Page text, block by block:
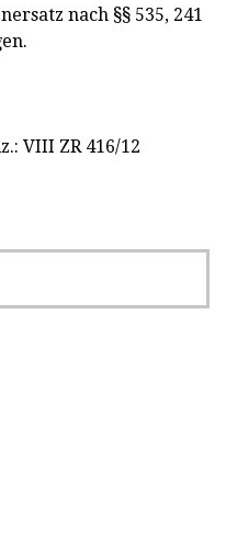
nach §§ 535, 241
VIII ZR416/12